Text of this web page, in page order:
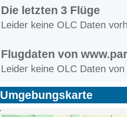
Die letzten 3 Flüge
Leider keine OLC Daten
Flugdaten von
Leider keine OLC Daten
Umgebungskarte